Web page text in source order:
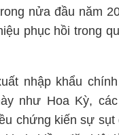
nửa đầu năm
phục hồi trong
nhập khẩu
như Hoa Kỳ,
chứng kiến sự sụt